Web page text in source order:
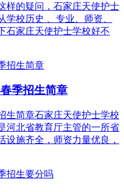
样的疑问，石家庄天使护士
校历史 、专业、师资、
石家庄天使护士学校好不
季招生简章
生简章石家庄天使护士学校
河北省教育厅主管的一所省
施齐全，师资力量优良，